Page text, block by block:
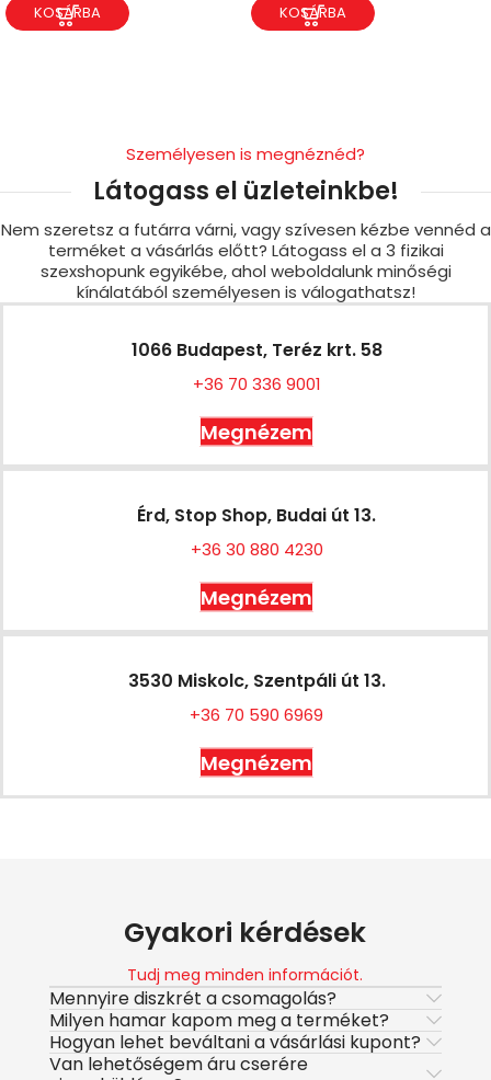
KOSÁRBA KOSÁRBA
Személyesen is megnéznéd?
Látogass el üzleteinkbe!
Nem szeretsz a futárra várni, vagy szívesen kézbe vennéd a
terméket a vásárlás előtt? Látogass el a 3 fizikai
szexshopunk egyikébe, ahol weboldalunk minőségi
kínálatából személyesen is válogathatsz!
1066 Budapest, Teréz krt. 58
+36 70 336 9001
Megnézem
Érd, Stop Shop, Budai út 13.
+36 30 880 4230
Megnézem
3530 Miskolc, Szentpáli út 13.
+36 70 590 6969
Megnézem
Gyakori kérdések
Tudj meg minden információt.
Mennyire diszkrét a csomagolás?
Milyen hamar kapom meg a terméket?
Hogyan lehet beváltani a vásárlási kupont?
Van lehetőségem áru cserére